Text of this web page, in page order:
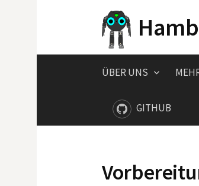
ÜBER UNS
GITHUB